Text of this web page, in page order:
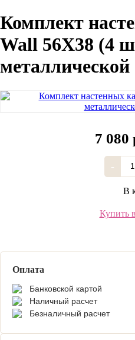
Комплект
Wall 56Х38 (4
металлической
7 080
-
В
Купить
Оплата
Банковской картой
Наличный расчет
Безналичный расчет